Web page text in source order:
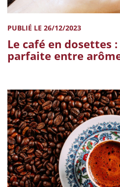
PUBLIÉ LE 26/12/2023
Le café en dosettes
parfaite entre